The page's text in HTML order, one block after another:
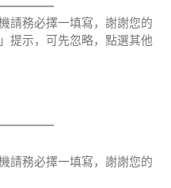
請務必擇一填寫，謝謝您的
提示，可先忽略，點選其他
請務必擇一填寫，謝謝您的